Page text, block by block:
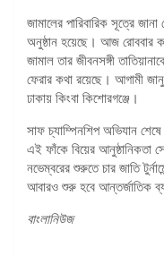
জামালের পারিবারিক সূত্রে
অনুষ্ঠান হয়েছে। আজ রোববার
জামাল তার জীবনসঙ্গী
ফেরার কথা রয়েছে। আগামী
ঢাকায় কিংবা কিশোরগঞ্জে।
সাফ চ্যাম্পিনশিপ অভিযান
এই ফাঁকে বিয়ের আনুষ্ঠানিকতা
নভেম্বরের শুরুতে চার জাতি
আবারও শুরু হবে আন্তর্জাতিক
বাংলানিউজ